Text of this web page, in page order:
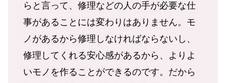
らと言って、修理などの人の手が必要な仕
事があることには変わりはありません。モ
ノがあるから修理しなければならないし、
修理してくれる安心感があるから、よりよ
いモノを作ることができるのです。だから